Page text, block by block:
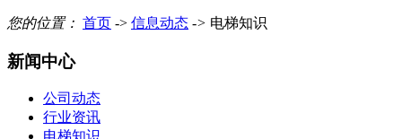
您的位置： 首页 -> 信息动态 -> 电梯知识
新闻中心
公司动态
行业资讯